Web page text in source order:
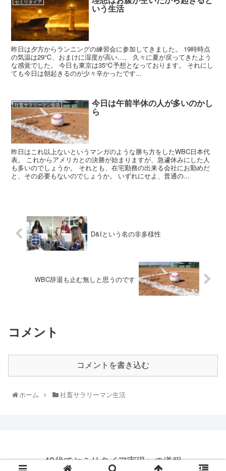
セミリタイア
いう生活
昨日は夕方からランニングの練習会に参加してきました。 19時時点
の気温は29℃、おまけに湿度が高い…。 久々に夏が戻ってきたよう
な感覚でした。 今日も東京は35℃予想となっております。 それにし
ても今日は朝起きるのが少々辛かったです...
社畜サラリーマン生活 今日は午前半休の人が多いのかし
ら
昨日はこれ以上ないというマンガのような勝ち方をしたWBC日本代
表。 これからアメリカとの決勝が始まりますが、急遽休みにした人
も多いのでしょうか。 それとも、在宅勤務の出来る会社にお勤めだ
と、その必要もないのでしょうか。 いずれにせよ、普通の...
D&Iという名の非多様性
WBC辞退も止む無しと思うのです
コメント
コメントを書き込む
ホーム 社畜サラリーマン生活
40代でセミリタイア実現への道程